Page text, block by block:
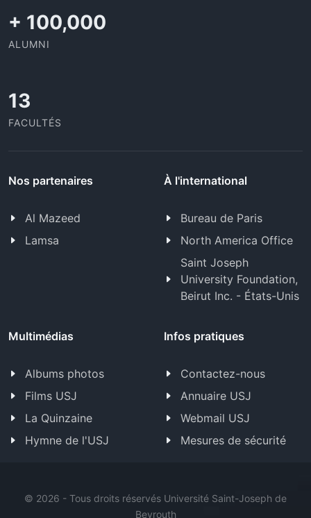
+ 100,000
ALUMNI
13
FACULTÉS
Nos partenaires
Al Mazeed
Lamsa
À l'international
Bureau de Paris
North America Office
Saint Joseph
University Foundation,
Beirut Inc. - États-Unis
Multimédias
Albums photos
Films USJ
La Quinzaine
Hymne de l'USJ
Infos pratiques
Contactez-nous
Annuaire USJ
Webmail USJ
Mesures de sécurité
© 2026 - Tous droits réservés Université Saint-Joseph de
Beyrouth